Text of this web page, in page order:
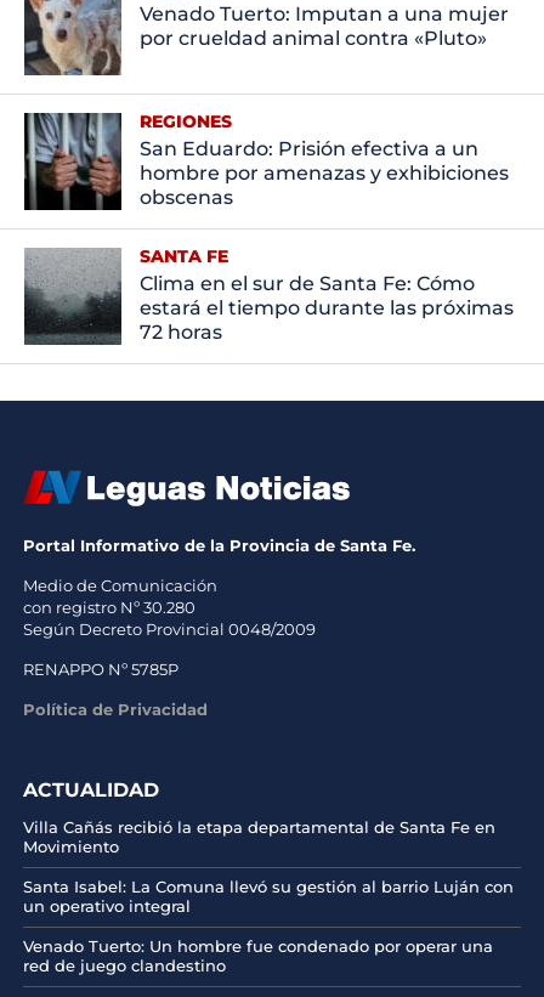
Venado Tuerto: Imputan a una mujer
por crueldad animal contra «Pluto»
REGIONES
San Eduardo: Prisión efectiva a un
hombre por amenazas y exhibiciones
obscenas
SANTA FE
Clima en el sur de Santa Fe: Cómo
estará el tiempo durante las próximas
72 horas
Portal Informativo de la Provincia de Santa Fe.
Medio de Comunicación
con registro Nº 30.280
Según Decreto Provincial 0048/2009
RENAPPO Nº 5785P
Política de Privacidad
ACTUALIDAD
Villa Cañás recibió la etapa departamental de Santa Fe en
Movimiento
Santa Isabel: La Comuna llevó su gestión al barrio Luján con
un operativo integral
Venado Tuerto: Un hombre fue condenado por operar una
red de juego clandestino